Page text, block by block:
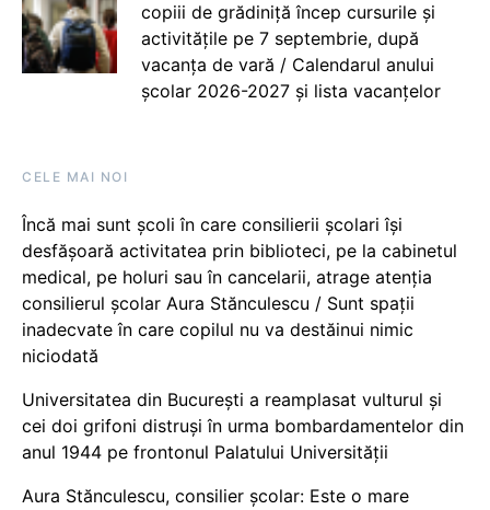
copiii de grădiniță încep cursurile și
activitățile pe 7 septembrie, după
vacanța de vară / Calendarul anului
școlar 2026-2027 și lista vacanțelor
CELE MAI NOI
Încă mai sunt școli în care consilierii școlari își
desfășoară activitatea prin biblioteci, pe la cabinetul
medical, pe holuri sau în cancelarii, atrage atenția
consilierul școlar Aura Stănculescu / Sunt spații
inadecvate în care copilul nu va destăinui nimic
niciodată
Universitatea din București a reamplasat vulturul și
cei doi grifoni distruși în urma bombardamentelor din
anul 1944 pe frontonul Palatului Universității
Aura Stănculescu, consilier școlar: Este o mare